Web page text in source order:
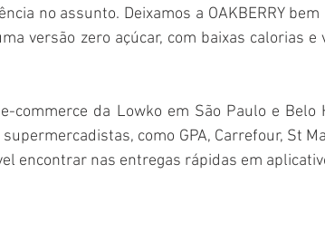
no assunto. Deixamos a OAKBERRY
versão zero açúcar, com baixas calorias e
commerce da Lowko em São Paulo e Belo
como GPA, Carrefour, St
encontrar nas entregas rápidas em